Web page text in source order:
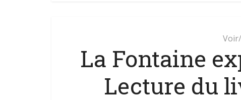
La Fontaine
Lecture du